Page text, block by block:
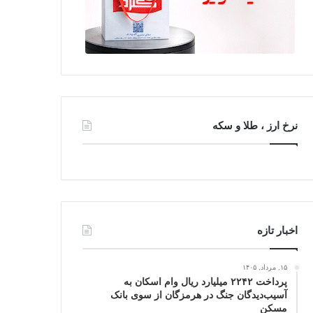
نرخ ارز ، طلا و سکه
اخبار تازه
۱۵, مرداد, ۱۴۰۵
پرداخت ۲۲۴۲ میلیارد ریال وام اسکان به
آسیب‌دیدگان جنگ در هرمزگان از سوی بانک
مسکن